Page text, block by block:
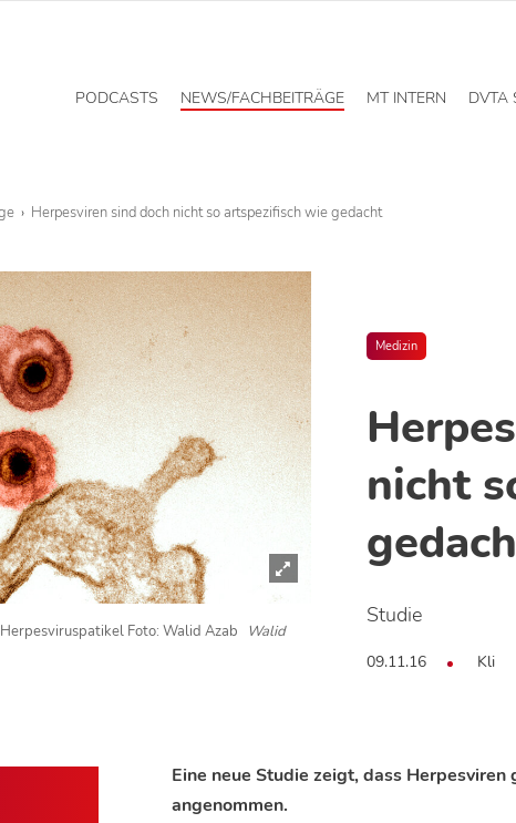
PODCASTS NEWS/FACHBEITRÄGE MT INTERN DVTA
Herpesviren sind doch nicht so artspezifisch wie gedacht
Medizin
nicht
Studie
09.11.16 Kli
Foto: Walid Azab
Walid
Eine neue Studie zeigt, dass
angenommen.